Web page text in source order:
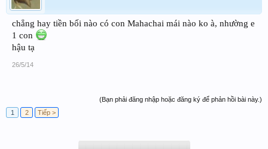
chẳng hay tiền bối nào có con Mahachai mái nào ko à, nhường e
1 con
hậu tạ
26/5/14
(Bạn phải đăng nhập hoặc đăng ký để phản hồi bài này.)
1
2 Tiếp >